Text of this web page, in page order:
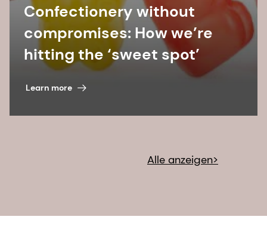
Confectionery without
compromises: How we’re
hitting the ‘sweet spot’
Learn more
Alle anzeigen>